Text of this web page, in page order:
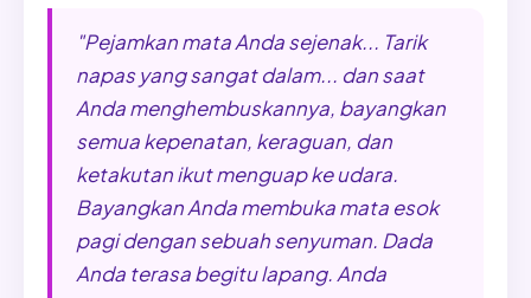
"Pejamkan mata Anda sejenak... Tarik
napas yang sangat dalam... dan saat
Anda menghembuskannya, bayangkan
semua kepenatan, keraguan, dan
ketakutan ikut menguap ke udara.
Bayangkan Anda membuka mata esok
pagi dengan sebuah senyuman. Dada
Anda terasa begitu lapang. Anda